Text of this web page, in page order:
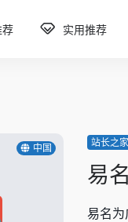
荐 实用推荐
中国 站长之家
易名
易名为